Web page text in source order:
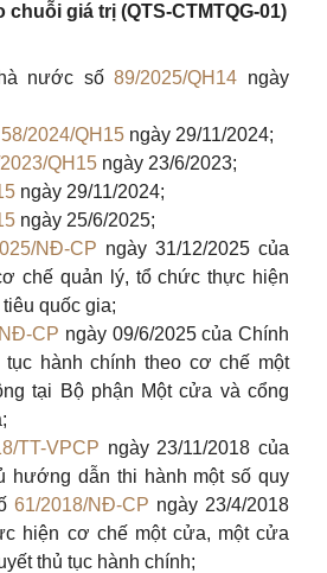
giá trị (QTS-CTMTQG-01)
nước số89/2025/QH14 ngày
58/2024/QH15 ngày 29/11/2024;
QH15 ngày 23/6/2023;
ngày 29/11/2024;
ngày 25/6/2025;
NĐ-CP ngày 31/12/2025 của
chế quản lý, tổ chức thực hiện
quốc gia;
CP ngày 09/6/2025 của Chính
hành chính theo cơ chế một
tại Bộ phận Một cửa và cổng
TT-VPCP ngày 23/11/2018 của
hướng dẫn thi hành một số quy
61/2018/NĐ-CP ngày 23/4/2018
hiện cơ chế một cửa, một cửa
thủ tục hành chính;